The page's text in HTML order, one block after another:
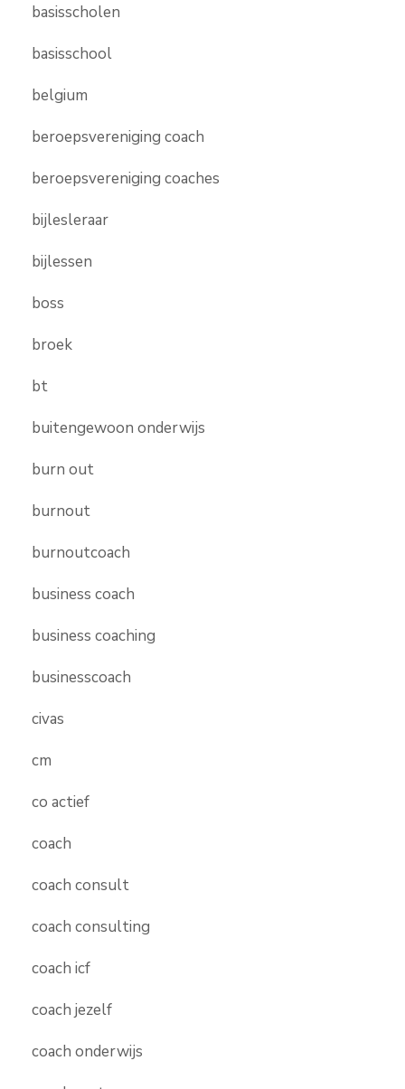
basisscholen
basisschool
belgium
beroepsvereniging coach
beroepsvereniging coaches
bijlesleraar
bijlessen
boss
broek
bt
buitengewoon onderwijs
burn out
burnout
burnoutcoach
business coach
business coaching
businesscoach
civas
cm
co actief
coach
coach consult
coach consulting
coach icf
coach jezelf
coach onderwijs